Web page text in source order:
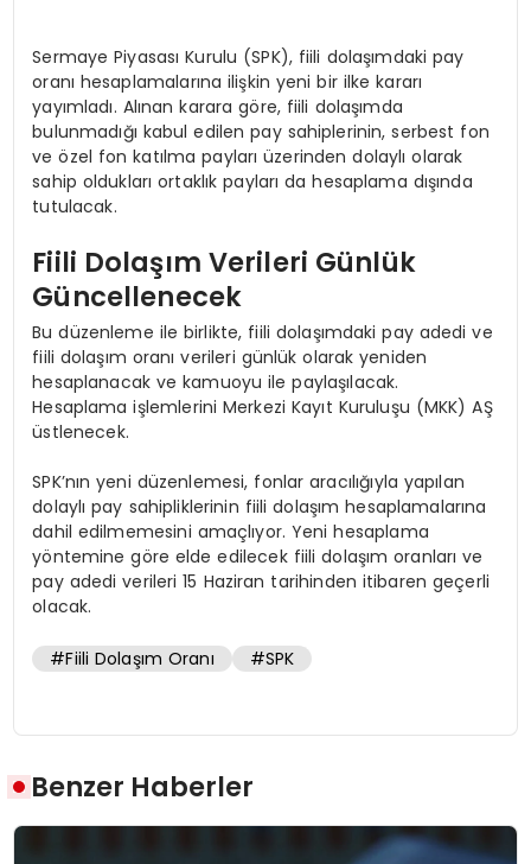
Sermaye Piyasası Kurulu (SPK), fiili dolaşımdaki pay
oranı hesaplamalarına ilişkin yeni bir ilke kararı
yayımladı. Alınan karara göre, fiili dolaşımda
bulunmadığı kabul edilen pay sahiplerinin, serbest fon
ve özel fon katılma payları üzerinden dolaylı olarak
sahip oldukları ortaklık payları da hesaplama dışında
tutulacak.
Fiili Dolaşım Verileri Günlük
Güncellenecek
Bu düzenleme ile birlikte, fiili dolaşımdaki pay adedi ve
fiili dolaşım oranı verileri günlük olarak yeniden
hesaplanacak ve kamuoyu ile paylaşılacak.
Hesaplama işlemlerini Merkezi Kayıt Kuruluşu (MKK) AŞ
üstlenecek.
SPK’nın yeni düzenlemesi, fonlar aracılığıyla yapılan
dolaylı pay sahipliklerinin fiili dolaşım hesaplamalarına
dahil edilmemesini amaçlıyor. Yeni hesaplama
yöntemine göre elde edilecek fiili dolaşım oranları ve
pay adedi verileri 15 Haziran tarihinden itibaren geçerli
olacak.
#Fiili Dolaşım Oranı #SPK
Benzer Haberler